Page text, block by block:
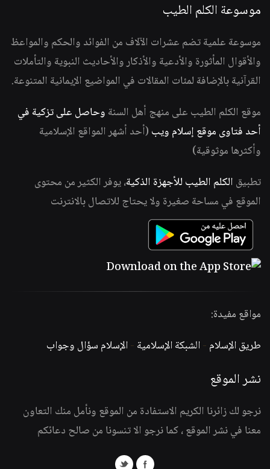
موسوعة الكلم الطيب
موسوعة علمية تضم عشرات الآلاف من الفوائد والحكم والمواعظ
والأقوال المأثورة والأدعية والأذكار والأحاديث النبوية والتأملات
القرآنية بالإضافة لمئات المقالات في المواضيع الإيمانية المتنوعة.
موقع الكلم الطيب على منهج أهل السنة وحاصل على تزكية في
أحد فتاوى موقع إسلام ويب (أحد أشهر المواقع الإسلامية
وأكثرها موثوقية)
تطبيق الكلم الطيب للأجهزة الذكية، يوفر الكثير من محتوى
الموقع في مساحة صغيرة ولا يحتاج للاتصال بالانترنت
مواقع مفيدة:
طريق الإسلام -الشبكة الإسلامية -الإسلام سؤال وجواب
نشر الموقع
نرجو لك زائرنا الكريم الاستفادة من الموقع ونأمل منك التعاون
معنا في نشر الموقع ، كما نرجو الا تنسونا من صالح دعائكم